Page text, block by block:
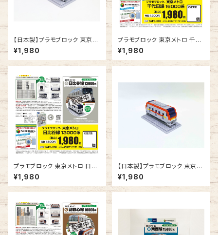
【日本製】プラモブロック 東京メ
トロ 南北線 9000系
¥1,980
プラモブロック 東京メトロ 千代
田線 16000系
¥1,980
プラモブロック 東京メトロ 日比
谷線 13000系
¥1,980
【日本製】プラモブロック 東京メ
トロ 有楽町線 17000系
¥1,980